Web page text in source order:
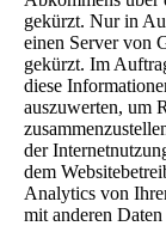
gekürzt. Nur in
einen Server von
gekürzt. Im
diese
auszuwerten, um
der
dem
Analytics von
mit anderen